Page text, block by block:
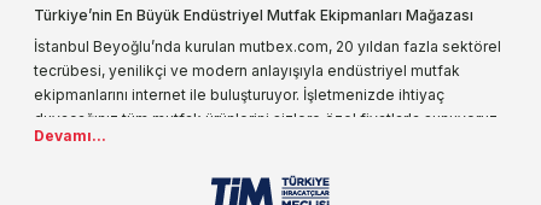
Türkiye’nin En Büyük Endüstriyel Mutfak Ekipmanları Mağazası
İstanbul Beyoğlu’nda kurulan mutbex.com, 20 yıldan fazla sektörel
tecrübesi, yenilikçi ve modern anlayışıyla endüstriyel mutfak
ekipmanlarını internet ile buluşturuyor. İşletmenizde ihtiyaç
duyacağınız tüm mutfak ürünlerini sizlere özel fiyatlarla sunuyoruz.
Endüstriyel mutfak malzemesi deyince akla gelen ilk adreslerden
sektörün farklı alanlarında da faliyet gösteren mutbex.com,
Devamı...